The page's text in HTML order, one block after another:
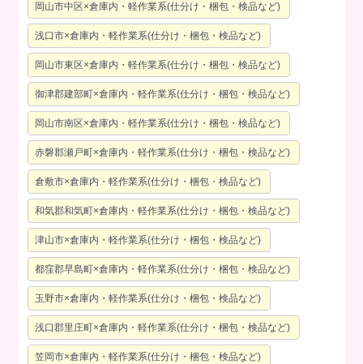
岡山市中区×倉庫内・軽作業系(仕分け・梱包・検品など)
浅口市×倉庫内・軽作業系(仕分け・梱包・検品など)
岡山市東区×倉庫内・軽作業系(仕分け・梱包・検品など)
御津郡建部町×倉庫内・軽作業系(仕分け・梱包・検品など)
岡山市南区×倉庫内・軽作業系(仕分け・梱包・検品など)
赤磐郡瀬戸町×倉庫内・軽作業系(仕分け・梱包・検品など)
倉敷市×倉庫内・軽作業系(仕分け・梱包・検品など)
和気郡和気町×倉庫内・軽作業系(仕分け・梱包・検品など)
津山市×倉庫内・軽作業系(仕分け・梱包・検品など)
都窪郡早島町×倉庫内・軽作業系(仕分け・梱包・検品など)
玉野市×倉庫内・軽作業系(仕分け・梱包・検品など)
浅口郡里庄町×倉庫内・軽作業系(仕分け・梱包・検品など)
笠岡市×倉庫内・軽作業系(仕分け・梱包・検品など)